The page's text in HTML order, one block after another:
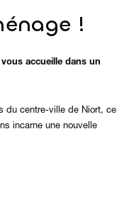
!
accueille dans un
du centre-ville de Niort, ce
incarne une nouvelle